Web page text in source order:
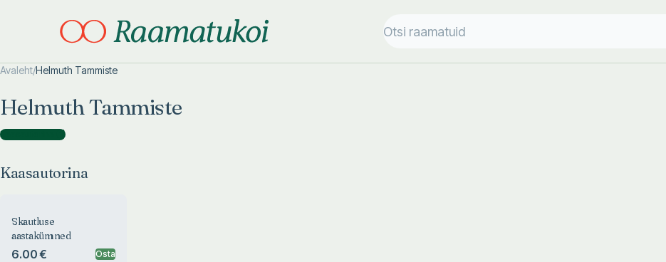
Avaleht/Helmuth Tammiste
Helmuth Tammiste
Kaasautorina )
Kaasautorina
Skautluse
aastakümned
6.00 € Osta